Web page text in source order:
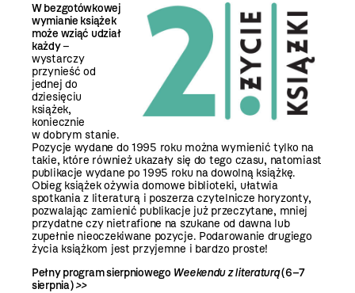
W bezgotówkowej
wymianie książek
może wziąć udział
każdy–
wystarczy
przynieść od
jednej do
dziesięciu
książek,
koniecznie
w dobrym stanie.
Pozycje wydane do 1995 roku można wymienić tylko na
takie, które również ukazały się do tego czasu, natomiast
publikacje wydane po 1995 roku na dowolną książkę.
Obieg książek ożywia domowe biblioteki, ułatwia
spotkania z literaturą i poszerza czytelnicze horyzonty,
pozwalając zamienić publikacje już przeczytane, mniej
przydatne czy nietrafione na szukane od dawna lub
zupełnie nieoczekiwane pozycje. Podarowanie drugiego
życia książkom jest przyjemne i bardzo proste!
Pełny program sierpniowego Weekendu z literaturą(6–7
sierpnia)>>